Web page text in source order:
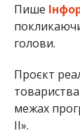
Пише
голови.
Проєкт
межах
II».